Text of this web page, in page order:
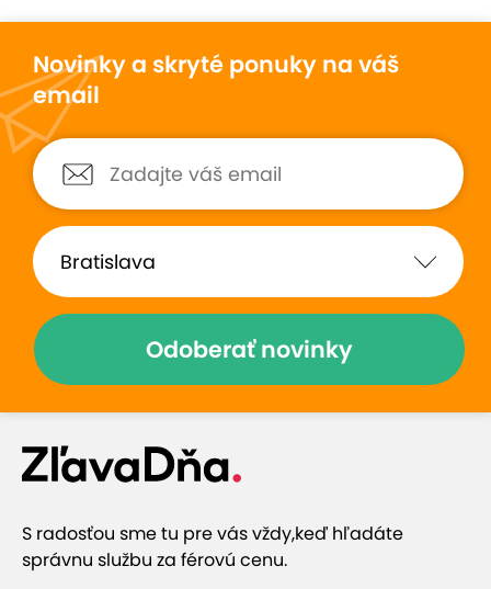
Novinky a skryté ponuky na váš
email
Odoberať novinky
S radosťou sme tu pre vás vždy,keď hľadáte
správnu službu za férovú cenu.